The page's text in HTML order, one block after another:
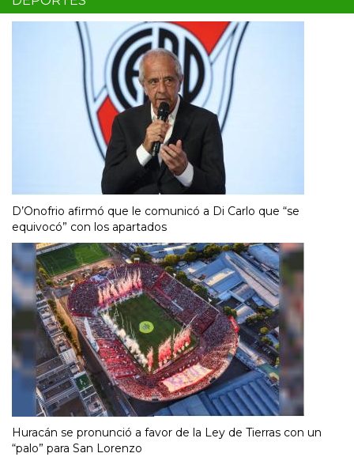
D’Onofrio afirmó que le comunicó a Di Carlo que “se
equivocó” con los apartados
Huracán se pronunció a favor de la Ley de Tierras con un
“palo” para San Lorenzo